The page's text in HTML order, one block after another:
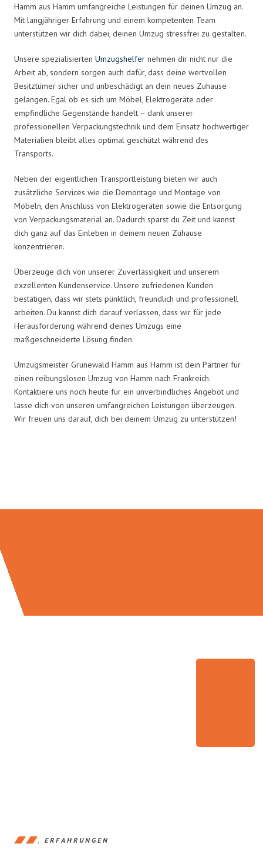
Hamm aus Hamm umfangreiche Leistungen für deinen Umzug an.
Mit langjähriger Erfahrung und einem kompetenten Team
unterstützen wir dich dabei, deinen Umzug stressfrei zu gestalten.
Unsere spezialisierten Umzugshelfer nehmen dir nicht nur die
Arbeit ab, sondern sorgen auch dafür, dass deine wertvollen
Besitztümer sicher und unbeschädigt an dein neues Zuhause
gelangen. Egal ob es sich um Möbel, Elektrogeräte oder
empfindliche Gegenstände handelt – dank unserer
professionellen Verpackungstechnik und dem Einsatz hochwertiger
Materialien bleibt alles optimal geschützt während des
Transports.
Neben der eigentlichen Transportleistung bieten wir auch
zusätzliche Services wie die Demontage und Montage von
Möbeln, den Anschluss von Elektrogeräten sowie die Entsorgung
von Verpackungsmaterial an. Dadurch sparst du Zeit und kannst
dich ganz auf das Einleben in deinem neuen Zuhause
konzentrieren.
Überzeuge dich von unserer Zuverlässigkeit und unserem
exzellenten Kundenservice. Unsere zufriedenen Kunden
bestätigen, dass wir stets pünktlich, freundlich und professionell
arbeiten. Du kannst dich darauf verlassen, dass wir für jede
Herausforderung während deines Umzugs eine
maßgeschneiderte Lösung finden.
Umzugsmeister Grunewald Hamm aus Hamm ist dein Partner für
einen reibungslosen Umzug von Hamm nach Frankreich.
Kontaktiere uns noch heute für ein unverbindliches Angebot und
lasse dich von unseren umfangreichen Leistungen überzeugen.
Wir freuen uns darauf, dich bei deinem Umzug zu unterstützen!
ERFAHRUNGEN